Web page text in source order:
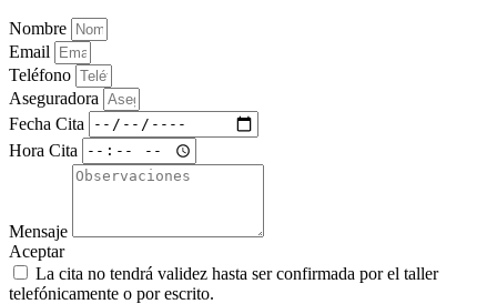
Nombre
Email
Teléfono
Aseguradora
Fecha Cita
Hora Cita
Mensaje
Aceptar
La cita no tendrá validez hasta ser confirmada por el taller
telefónicamente o por escrito.